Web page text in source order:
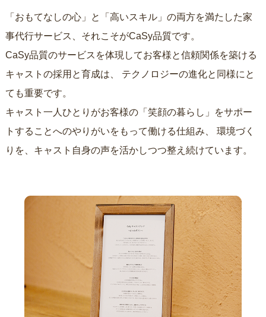
「おもてなしの心」と「高いスキル」の両方を満たした家
事代行サービス、それこそがCaSy品質です。
CaSy品質のサービスを体現してお客様と信頼関係を築ける
キャストの採用と育成は、
ても重要です。
キャスト一人ひとりがお客様の「笑顔の暮らし」をサポー
トすることへのやりがいをもって働ける仕組み、
りを、キャスト自身の声を活かしつつ整え続けています。